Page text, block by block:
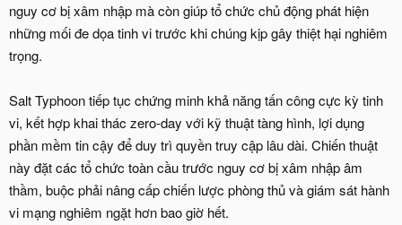
nguy cơ bị xâm nhập mà còn giúp tổ chức chủ động phát hiện
những mối đe dọa tinh vi trước khi chúng kịp gây thiệt hại nghiêm
trọng.
Salt Typhoon tiếp tục chứng minh khả năng tấn công cực kỳ tinh
vi, kết hợp khai thác zero-day với kỹ thuật tàng hình, lợi dụng
phần mềm tin cậy để duy trì quyền truy cập lâu dài. Chiến thuật
này đặt các tổ chức toàn cầu trước nguy cơ bị xâm nhập âm
thầm, buộc phải nâng cấp chiến lược phòng thủ và giám sát hành
vi mạng nghiêm ngặt hơn bao giờ hết.